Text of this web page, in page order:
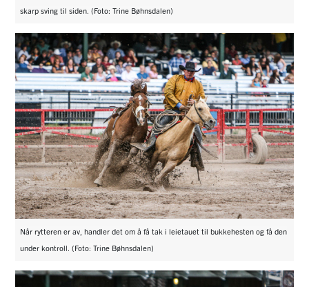
skarp sving til siden. (Foto: Trine Bøhnsdalen)
Når rytteren er av, handler det om å få tak i leietauet til bukkehesten og få den
under kontroll. (Foto: Trine Bøhnsdalen)